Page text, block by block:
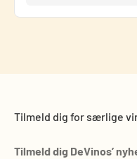
Tilmeld dig for særlige
Tilmeld dig DeVinos’